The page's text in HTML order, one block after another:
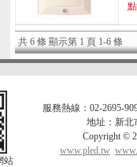
共 6 條 顯示第 1 頁 1-6 條
站
服務熱線：02-2695-
地址：新北
Copyright ©
www.pled.tw